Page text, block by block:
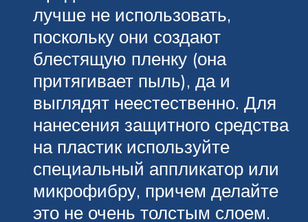
лучше не использовать,
поскольку они создают
блестящую пленку (она
притягивает пыль), да и
выглядят неестественно. Для
нанесения защитного средства
на пластик используйте
специальный аппликатор или
микрофибру, причем делайте
это не очень толстым слоем.